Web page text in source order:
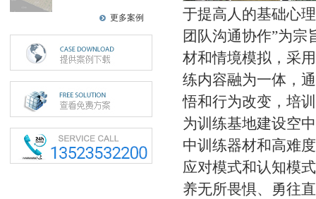
更多案例
于提高人的基础心
团队沟通协作”为
材和情境模拟，采
练内容融为一体，
悟和行为改变，培
为训练基地建设空
中训练器材和高难
应对模式和认知模
养无所畏惧、勇往